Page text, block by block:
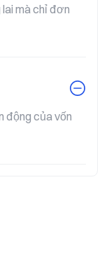
mà chỉ đơn
động của vốn